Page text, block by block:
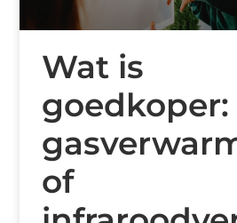
Wat is
goedkoper:
of